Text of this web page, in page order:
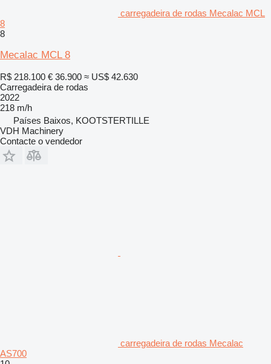
carregadeira de rodas Mecalac MCL
8
8
Mecalac MCL 8
R$ 218.100 € 36.900 ≈ US$ 42.630
Carregadeira de rodas
2022
218 m/h
Países Baixos, KOOTSTERTILLE
VDH Machinery
Contacte o vendedor
carregadeira de rodas Mecalac
AS700